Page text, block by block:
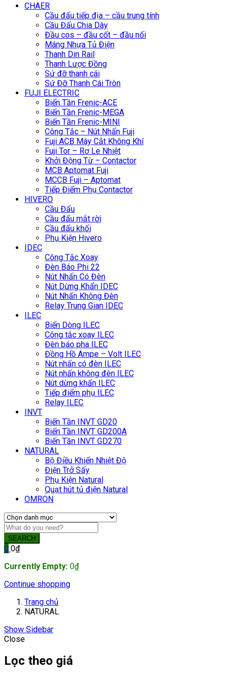
CHAER
Cầu đấu tiếp địa – cầu trung tính
Cầu Đấu Chia Dây
Đầu cos – đầu cốt – đầu nối
Máng Nhựa Tủ Điện
Thanh Din Rail
Thanh Lược Đồng
Sứ đỡ thanh cái
Sứ Đỡ Thanh Cái Tròn
FUJI ELECTRIC
Biến Tần Frenic-ACE
Biến Tần Frenic-MEGA
Biến Tần Frenic-MINI
Công Tắc – Nút Nhấn Fuji
Fuji ACB Máy Cắt Không Khí
Fuji Tor – Rơ Le Nhiệt
Khởi Động Từ – Contactor
MCB Aptomat Fuji
MCCB Fuji – Aptomat
Tiếp Điểm Phụ Contactor
HIVERO
Cầu Đấu
Cầu đấu mắt rời
Cầu đấu khối
Phụ Kiện Hivero
IDEC
Công Tắc Xoay
Đèn Báo Phi 22
Nút Nhấn Có Đèn
Nút Dừng Khẩn IDEC
Nút Nhấn Không Đèn
Relay Trung Gian IDEC
ILEC
Biến Dòng ILEC
Công tắc xoay ILEC
Đèn báo pha ILEC
Đồng Hồ Ampe – Volt ILEC
Nút nhấn có đèn ILEC
Nút nhấn không đèn ILEC
Nút dừng khẩn ILEC
Tiếp điểm phụ ILEC
Relay ILEC
INVT
Biến Tần INVT GD20
Biến Tần INVT GD200A
Biến Tần INVT GD270
NATURAL
Bộ Điều Khiển Nhiệt Độ
Điện Trở Sấy
Phụ Kiện Natural
Quạt hút tủ điện Natural
OMRON
SEARCH
0 0₫
Currently Empty: 0₫
Continue shopping
Trang chủ
NATURAL
Show Sidebar
Close
Lọc theo giá